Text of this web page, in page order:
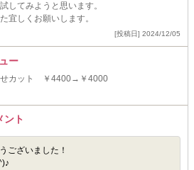
してみようと思います。
宜しくお願いします。
[投稿日] 2024/12/05
ー
せカット ￥4400→￥4000
ント
ございました！